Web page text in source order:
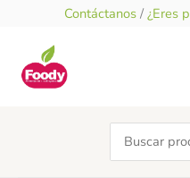
contenido
Contáctanos / ¿Eres
Search
for: